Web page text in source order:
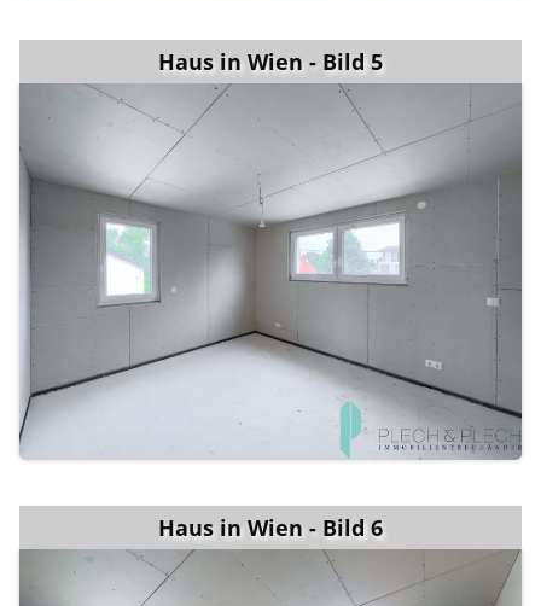
Haus in Wien - Bild 5
Haus in Wien - Bild 6